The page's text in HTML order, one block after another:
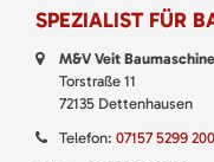
SPEZIALIST FÜR
M&V Veit
Torstraße 11
72135 Dettenhausen
Telefon: 07157 5299 200